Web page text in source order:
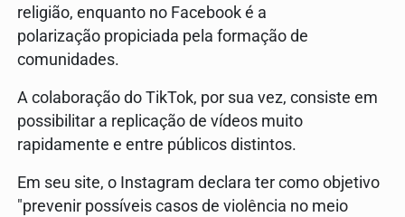
religião, enquanto no Facebook é a
polarização propiciada pela formação de
comunidades.
A colaboração do TikTok, por sua vez, consiste em
possibilitar a replicação de vídeos muito
rapidamente e entre públicos distintos.
Em seu site, o Instagram declara ter como objetivo
"prevenir possíveis casos de violência no meio